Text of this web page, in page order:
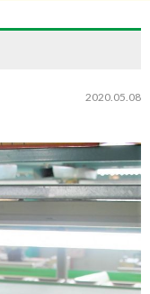
支店･ATM
2020.05.08